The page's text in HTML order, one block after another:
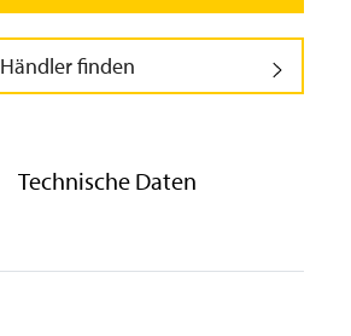
Händler finden
Technische Daten